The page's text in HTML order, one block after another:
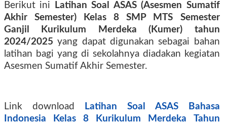
Berikut ini
Latihan Soal ASAS (Asesmen Sumatif
Akhir Semester) Kelas 8 SMP MTS Semester
Ganjil Kurikulum Merdeka (Kumer) tahun
2024/2025 yang dapat digunakan sebagai bahan
latihan bagi yang di sekolahnya diadakan kegiatan
Asesmen Sumatif Akhir Semester.
Link download
Latihan Soal ASAS Bahasa
Indonesia Kelas 8 Kurikulum Merdeka Tahun